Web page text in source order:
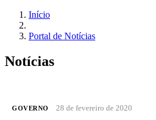
Início
Portal de Notícias
Notícias
GOVERNO 28 de fevereiro de 2020